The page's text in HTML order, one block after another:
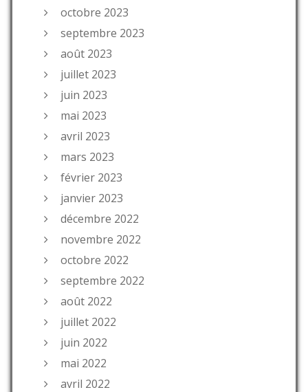
octobre 2023
septembre 2023
août 2023
juillet 2023
juin 2023
mai 2023
avril 2023
mars 2023
février 2023
janvier 2023
décembre 2022
novembre 2022
octobre 2022
septembre 2022
août 2022
juillet 2022
juin 2022
mai 2022
avril 2022